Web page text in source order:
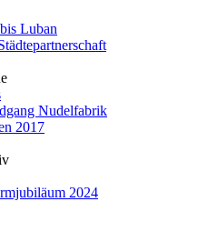
Luban
Nudelfabrik
2017
2024